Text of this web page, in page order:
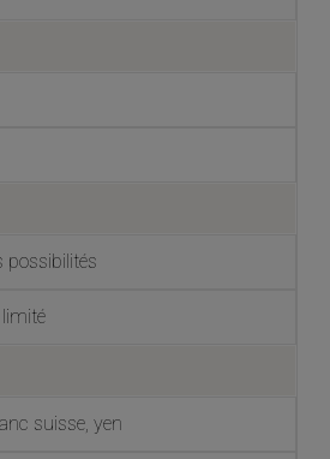
possibilités
suisse, yen